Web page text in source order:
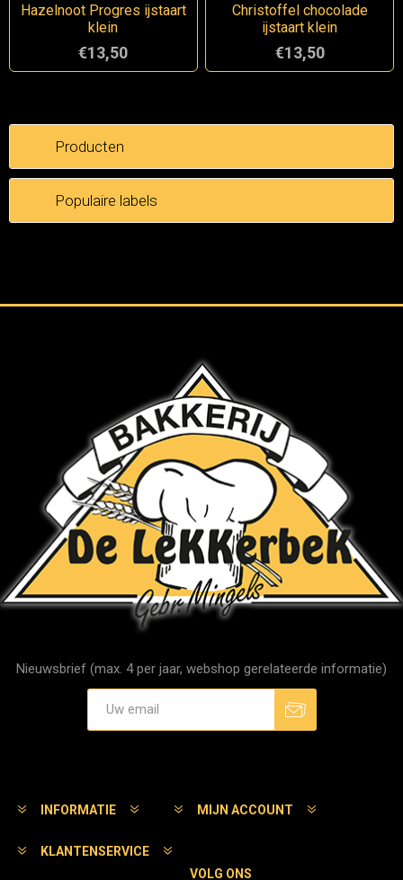
Hazelnoot Progres ijstaart
klein
€13,50
Christoffel chocolade
ijstaart klein
€13,50
Producten
Populaire labels
Nieuwsbrief (max. 4 per jaar, webshop gerelateerde informatie)
INFORMATIE MIJN ACCOUNT
KLANTENSERVICE
VOLG ONS